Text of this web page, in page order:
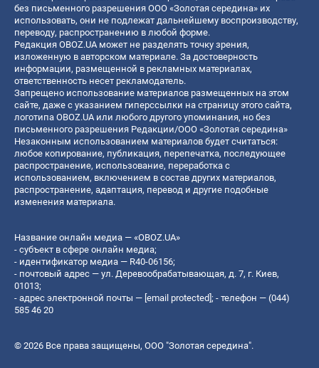
без письменного разрешения ООО «Золотая середина» их
использовать, они не подлежат дальнейшему воспроизводству,
переводу, распространению в любой форме.
Редакция OBOZ.UA может не разделять точку зрения,
изложенную в авторском материале. За достоверность
информации, размещенной в рекламных материалах,
ответственность несет рекламодатель.
Запрещено использование материалов размещенных на этом
сайте, даже с указанием гиперссылки на страницу этого сайта,
логотипа OBOZ.UA или любого другого упоминания, но без
письменного разрешения Редакции/ООО «Золотая середина»
Незаконным использованием материалов будет считаться:
любое копирование, публикация, перепечатка, последующее
распространение, использование, переработка с
использованием, включением в состав других материалов,
распространение, адаптация, перевод и другие подобные
изменения материала.
Название онлайн медиа — «OBOZ.UA»
- субъект в сфере онлайн медиа;
- идентификатор медиа — R40-06156;
- почтовый адрес — ул. Деревообрабатывающая, д. 7, г. Киев,
01013;
- адрес электронной почты — [email protected]; - телефон — (044)
585 46 20
© 2026 Все права защищены, ООО "Золотая середина".